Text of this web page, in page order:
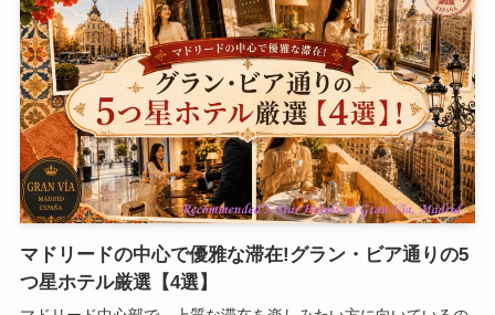
マドリードの中心で優雅な滞在!グラン・ビア通りの5
つ星ホテル厳選【4選】